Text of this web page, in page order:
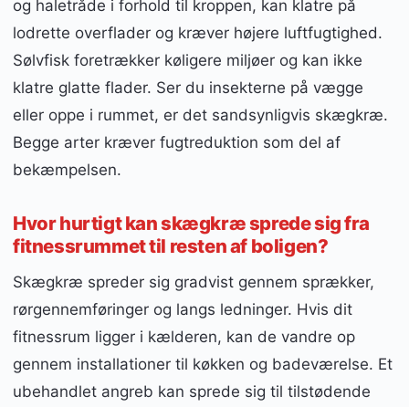
og haletråde i forhold til kroppen, kan klatre på
lodrette overflader og kræver højere luftfugtighed.
Sølvfisk foretrækker køligere miljøer og kan ikke
klatre glatte flader. Ser du insekterne på vægge
eller oppe i rummet, er det sandsynligvis skægkræ.
Begge arter kræver fugtreduktion som del af
bekæmpelsen.
Hvor hurtigt kan skægkræ sprede sig fra
fitnessrummet til resten af boligen?
Skægkræ spreder sig gradvist gennem sprækker,
rørgennemføringer og langs ledninger. Hvis dit
fitnessrum ligger i kælderen, kan de vandre op
gennem installationer til køkken og badeværelse. Et
ubehandlet angreb kan sprede sig til tilstødende